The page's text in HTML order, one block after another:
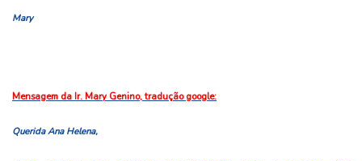
Mary
Mensagem da Ir. Mary Genino, tradução google:
Querida Ana Helena,